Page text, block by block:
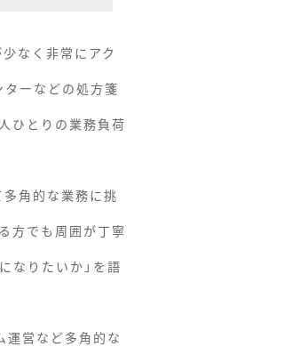
なく非常にアク
ーなどの処方箋
ひとりの業務負荷
角的な業務に挑
方でも周囲が丁寧
なりたいか」を語
運営など多角的な